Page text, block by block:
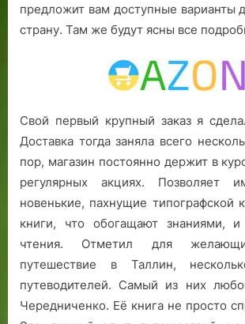
предложит вам доступные варианты
страну. Там же будут ясны все
Свой первый крупный заказ я
Доставка тогда заняла всего
пор, магазин постоянно держит в
регулярных акциях. Позволяет
новенькие, пахнущие типографской
книги, что обогащают знаниями,
чтения. Отметил для
путешествие в Таллин,
путеводителей. Самый из них
Чередниченко. Её книга не просто